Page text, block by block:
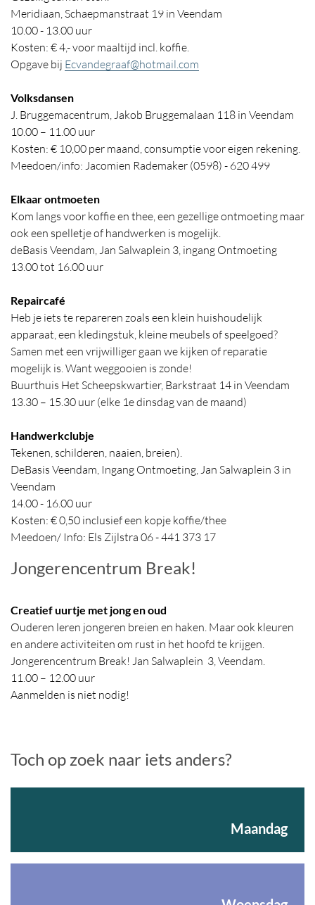
Meridiaan, Schaepmanstraat 19 in Veendam
10.00 - 13.00 uur
Kosten: € 4,- voor maaltijd incl. koffie.
Opgave bij Ecvandegraaf@hotmail.com
Volksdansen
J. Bruggemacentrum, Jakob Bruggemalaan 118 in Veendam
10.00 – 11.00 uur
Kosten: € 10,00 per maand, consumptie voor eigen rekening.
Meedoen/info: Jacomien Rademaker (0598) - 620 499
Elkaar ontmoeten
Kom langs voor koffie en thee, een gezellige ontmoeting maar
ook een spelletje of handwerken is mogelijk.
deBasis Veendam, Jan Salwaplein 3, ingang Ontmoeting
13.00 tot 16.00 uur
Repaircafé
Heb je iets te repareren zoals een klein huishoudelijk
apparaat, een kledingstuk, kleine meubels of speelgoed?
Samen met een vrijwilliger gaan we kijken of reparatie
mogelijk is. Want weggooien is zonde!
Buurthuis Het Scheepskwartier, Barkstraat 14 in Veendam
13.30 – 15.30 uur (elke 1e dinsdag van de maand)
Handwerkclubje
Tekenen, schilderen, naaien, breien).
DeBasis Veendam, Ingang Ontmoeting, Jan Salwaplein 3 in
Veendam
14.00 - 16.00 uur
Kosten: € 0,50 inclusief een kopje koffie/thee
Meedoen/ Info: Els Zijlstra 06 - 441 373 17
Jongerencentrum Break!
Creatief uurtje met jong en oud
Ouderen leren jongeren breien en haken. Maar ook kleuren
en andere activiteiten om rust in het hoofd te krijgen.
Jongerencentrum Break! Jan Salwaplein 3, Veendam.
11.00 – 12.00 uur
Aanmelden is niet nodig!
Toch op zoek naar iets anders?
Maandag